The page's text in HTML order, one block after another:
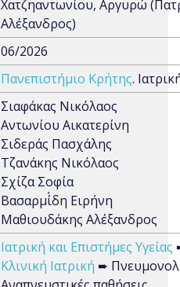
Χατζηαντωνίου, Αργυρώ
Αλέξανδρος)
06/2026
Πανεπιστήμιο Κρήτης.
Σιαφάκας Νικόλαος
Αντωνίου Αικατερίνη
Σιδεράς Πασχάλης
Τζανάκης Νικόλαος
Σχίζα Σοφία
Βασαρμί΄δη Ειρήνη
Μαθιουδάκης Αλέξανδρος
Ιατρική και Επιστήμες Υγείας
Κλινική Ιατρική ➨